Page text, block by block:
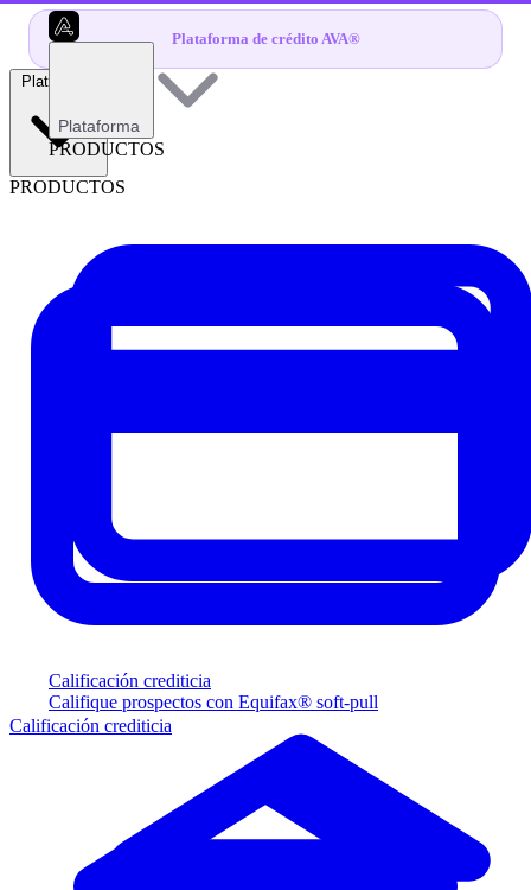
Plataforma de crédito AVA®
Plataforma
PRODUCTOS
Calificación crediticia
Califique prospectos con Equifax® soft-pull
Plataforma
PRODUCTOS
Calificación crediticia